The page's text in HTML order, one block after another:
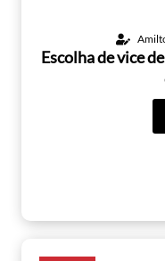
Escolha de vice